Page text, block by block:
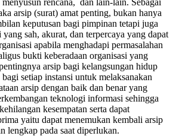
arsip (surat) amat penting, bukan hanya
keputusan bagi pimpinan tetapi juga
sah, akurat, dan terpercaya yang dapat
apabila menghadapi permasalahan
bukti keberadaan organisasi yang
arsip bagi kelangsungan hidup
setiap instansi untuk melaksanakan
arsip dengan baik dan benar yang
teknologi informasi sehingga
kesempatan serta dapat
yaitu dapat menemukan kembali arsip
lengkap pada saat diperlukan.